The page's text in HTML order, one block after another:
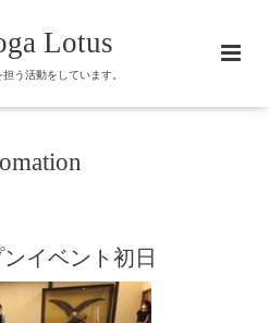
Lotus
う活動をしています。
ンイベント初日